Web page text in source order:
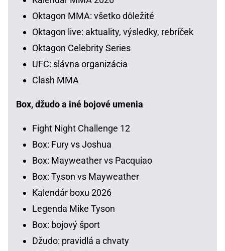
Oktagon MMA: všetko dôležité
Oktagon live: aktuality, výsledky, rebríček
Oktagon Celebrity Series
UFC: slávna organizácia
Clash MMA
Box, džudo a iné bojové umenia
Fight Night Challenge 12
Box: Fury vs Joshua
Box: Mayweather vs Pacquiao
Box: Tyson vs Mayweather
Kalendár boxu 2026
Legenda Mike Tyson
Box: bojový šport
Džudo: pravidlá a chvaty